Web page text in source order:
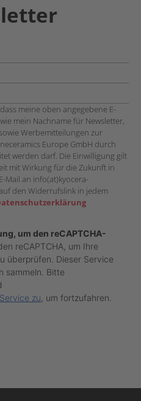
meine oben angegebene E-
mein Nachname für Newsletter,
Werbemitteilungen zur
Europe GmbH durch
werden darf. Die Einwilligung gilt
mit Wirkung für die Zukunft in
Mail an info(at)kyocera-
den Widerrufslink in jedem
um den reCAPTCHA-
reCAPTCHA, um Ihre
überprüfen. Dieser Service
sammeln. Bitte
zu , um fortzufahren.